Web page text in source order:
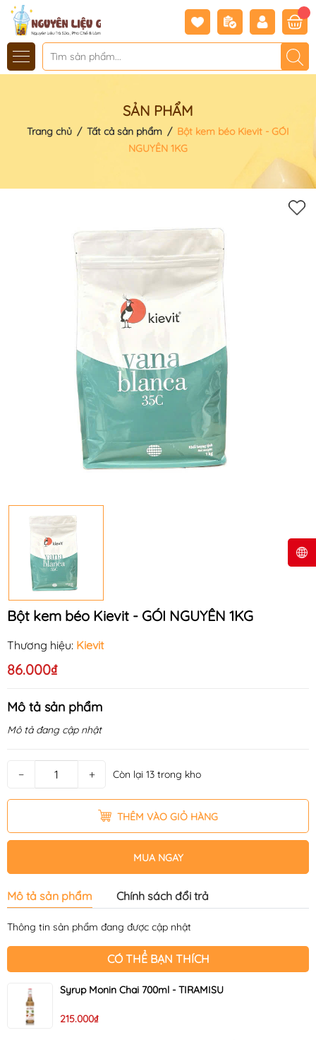
SẢN PHẨM
Trang chủ / Tất cả sản phẩm / Bột kem béo Kievit - GÓI
NGUYÊN 1KG
Bột kem béo Kievit - GÓI NGUYÊN 1KG
Thương hiệu: Kievit
86.000₫
Mô tả sản phẩm
Mô tả đang cập nhật
− + Còn lại 13 trong kho
THÊM VÀO GIỎ HÀNG
MUA NGAY
Mô tả sản phẩm Chính sách đổi trả
Thông tin sản phẩm đang được cập nhật
CÓ THỂ BẠN THÍCH
Syrup Monin Chai 700ml - TIRAMISU
215.000₫